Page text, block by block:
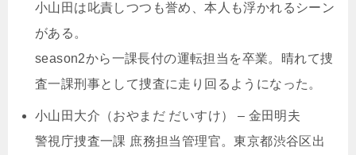
小山田は叱責しつつも誉め、本人も浮かれるシーン
がある。
season2から一課長付の運転担当を卒業。晴れて捜
査一課刑事として捜査に走り回るようになった。
小山田大介（おやまだ だいすけ） – 金田明夫
警視庁捜査一課 庶務担当管理官。東京都渋谷区出